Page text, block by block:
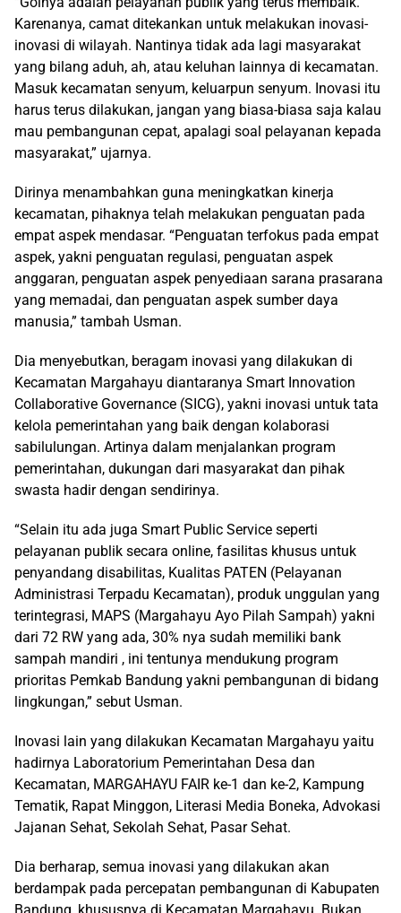
Karenanya, camat ditekankan untuk melakukan inovasi-
inovasi di wilayah. Nantinya tidak ada lagi masyarakat
yang bilang aduh, ah, atau keluhan lainnya di kecamatan.
Masuk kecamatan senyum, keluarpun senyum. Inovasi itu
harus terus dilakukan, jangan yang biasa-biasa saja kalau
mau pembangunan cepat, apalagi soal pelayanan kepada
masyarakat,” ujarnya.
Dirinya menambahkan guna meningkatkan kinerja
kecamatan, pihaknya telah melakukan penguatan pada
empat aspek mendasar. “Penguatan terfokus pada empat
aspek, yakni penguatan regulasi, penguatan aspek
anggaran, penguatan aspek penyediaan sarana prasarana
yang memadai, dan penguatan aspek sumber daya
manusia,” tambah Usman.
Dia menyebutkan, beragam inovasi yang dilakukan di
Kecamatan Margahayu diantaranya Smart Innovation
Collaborative Governance (SICG), yakni inovasi untuk tata
kelola pemerintahan yang baik dengan kolaborasi
sabilulungan. Artinya dalam menjalankan program
pemerintahan, dukungan dari masyarakat dan pihak
swasta hadir dengan sendirinya.
“Selain itu ada juga Smart Public Service seperti
pelayanan publik secara online, fasilitas khusus untuk
penyandang disabilitas, Kualitas PATEN (Pelayanan
Administrasi Terpadu Kecamatan), produk unggulan yang
terintegrasi, MAPS (Margahayu Ayo Pilah Sampah) yakni
dari 72 RW yang ada, 30% nya sudah memiliki bank
sampah mandiri , ini tentunya mendukung program
prioritas Pemkab Bandung yakni pembangunan di bidang
lingkungan,” sebut Usman.
Inovasi lain yang dilakukan Kecamatan Margahayu yaitu
hadirnya Laboratorium Pemerintahan Desa dan
Kecamatan, MARGAHAYU FAIR ke-1 dan ke-2, Kampung
Tematik, Rapat Minggon, Literasi Media Boneka, Advokasi
Jajanan Sehat, Sekolah Sehat, Pasar Sehat.
Dia berharap, semua inovasi yang dilakukan akan
berdampak pada percepatan pembangunan di Kabupaten